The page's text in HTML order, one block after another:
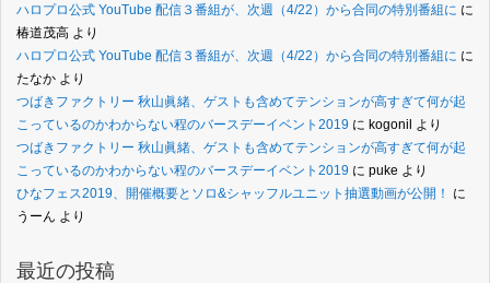
ハロプロ公式 YouTube 配信３番組が、次週（4/22）から合同の特別番組に に
椿道茂高 より
ハロプロ公式 YouTube 配信３番組が、次週（4/22）から合同の特別番組に に
たなか より
つばきファクトリー 秋山眞緒、ゲストも含めてテンションが高すぎて何が起
こっているのかわからない程のバースデーイベント2019 に kogonil より
つばきファクトリー 秋山眞緒、ゲストも含めてテンションが高すぎて何が起
こっているのかわからない程のバースデーイベント2019 に puke より
ひなフェス2019、開催概要とソロ&シャッフルユニット抽選動画が公開！
に
うーん より
最近の投稿